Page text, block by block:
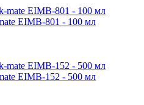
EIMB-801 - 100 мл
EIMB-152 - 500 мл